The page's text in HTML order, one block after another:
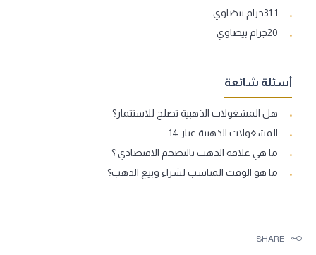
31.1جرام بيضاوي
20جرام بيضاوي
أسئلة شائعة
هل المشغولات الذهبية تصلح للاستثمار؟
المشغولات الذهبية عيار 14..
ما هي علاقة الذهب بالتضخم الاقتصادي ؟
ما هو الوقت المناسب لشراء وبيع الذهب؟
SHARE